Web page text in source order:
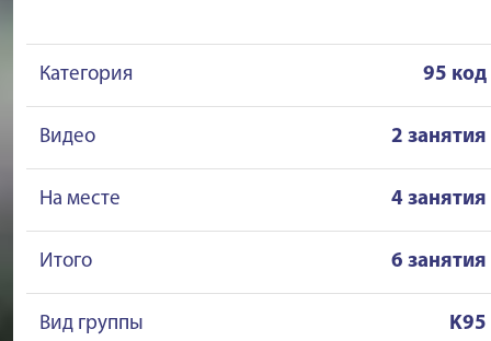
Категория 95 код
Видео 2 занятия
На месте 4 занятия
Итого 6 занятия
Вид группы K95